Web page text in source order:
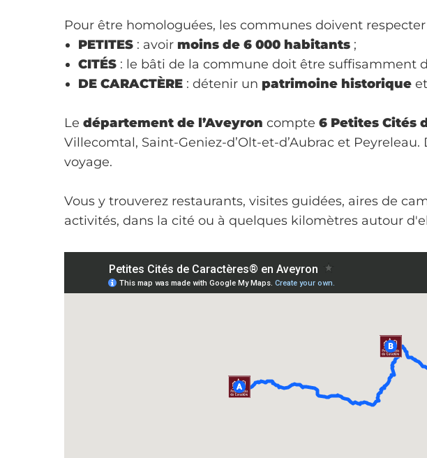
Pour être homologuées, les communes doivent
PETITES : avoir moins de 6 000 habitants ;
CITÉS : le bâti de la commune doit être suffisamment
DE CARACTÈRE : détenir un patrimoine historique et
Le département de l’Aveyron compte 6 Petites Cités
Villecomtal, Saint-Geniez-d’Olt-et-d’Aubrac et
voyage.
Vous y trouverez restaurants, visites guidées, aires de
activités, dans la cité ou à quelques kilomètres autour